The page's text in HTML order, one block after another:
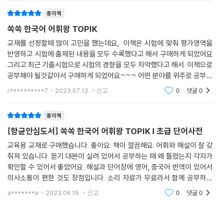
종이책
쏙쏙 한국어 어휘왕 TOPIK
교재를 선정할때 많이 고민을 했는데요, 이책은 시험에 맞춰 평가영역을
반영하고 시험에 출제된 내용을 모두 수록했다고 해서 구매하게 되었어요
그리고 최근 기출시험으로 시험의 경향을 모두 차악했다고 해서 이책으로
공부해야 될것같아서 구매하게 되었어요~~~ 어떤 분야를 위주로 공부해
야할지 어떤 상식이나 뉴스를 알아둬야 할 지 막연하거든요. 일단 공부를
r**********7 2023.07.12. 신고 0 댓글0
종이책
[항균안심도서] 쏙쏙 한국어 어휘왕 TOPIK I 초급 단어사전
교육용 교재로 구매했습니다. 좋아요. 책이 깔끔해요. 어휘와 해설이 잘 갖
춰져 있습니다. 듣기 대본이 실려 있어서 공부하는 때 왜 틀렸는지 각자가
확인할 수 있어서 좋았어요. 해설과 단어장에 영어, 중국어 번역이 있어서
의사소통이 편한 것도 장점입니다. 소리 자료가 무료라서 함께 공부하지
못할 때에도 자습할 수 있고 책을 볼 수 없을 때도 들으면서 편하게 공부할
a*******e 2023.06.15. 신고 0 댓글0